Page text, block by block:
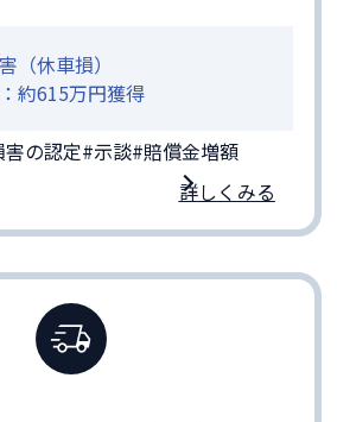
（休車損）
約615万円獲得
の認定#示談#賠償金増額
詳しくみる